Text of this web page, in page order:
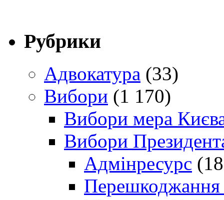
Рубрики
Адвокатура (33)
Вибори (1 170)
Вибори мера
Вибори
Адмінресурс
Перешкоджання